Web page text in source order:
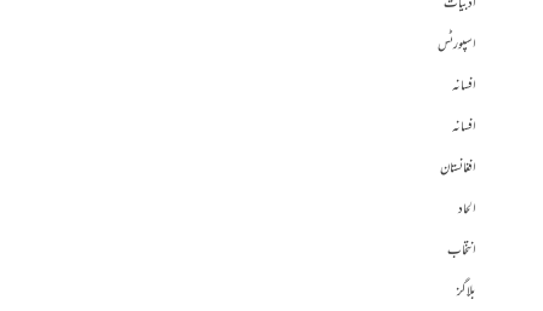
اسپورٹس
افسانہ
افسانہ
افغانستان
الحاد
انتخاب
بلاگز